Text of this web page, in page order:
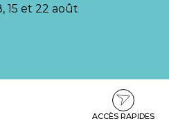
15 et 22 août
ACCÈS RAPIDES